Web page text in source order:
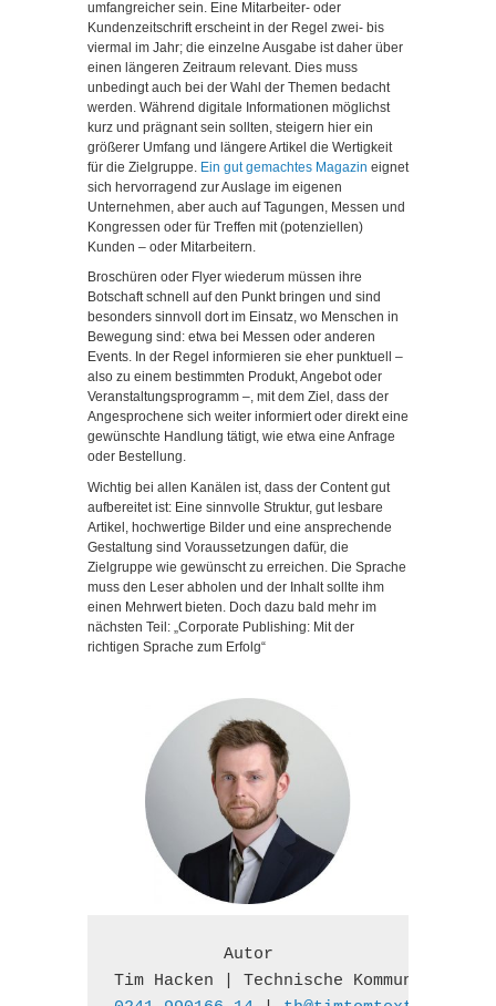
umfangreicher sein. Eine Mitarbeiter- oder
Kundenzeitschrift erscheint in der Regel zwei- bis
viermal im Jahr; die einzelne Ausgabe ist daher über
einen längeren Zeitraum relevant. Dies muss
unbedingt auch bei der Wahl der Themen bedacht
werden. Während digitale Informationen möglichst
kurz und prägnant sein sollten, steigern hier ein
größerer Umfang und längere Artikel die Wertigkeit
für die Zielgruppe. Ein gut gemachtes Magazin eignet
sich hervorragend zur Auslage im eigenen
Unternehmen, aber auch auf Tagungen, Messen und
Kongressen oder für Treffen mit (potenziellen)
Kunden – oder Mitarbeitern.
Broschüren oder Flyer wiederum müssen ihre
Botschaft schnell auf den Punkt bringen und sind
besonders sinnvoll dort im Einsatz, wo Menschen in
Bewegung sind: etwa bei Messen oder anderen
Events. In der Regel informieren sie eher punktuell –
also zu einem bestimmten Produkt, Angebot oder
Veranstaltungsprogramm –, mit dem Ziel, dass der
Angesprochene sich weiter informiert oder direkt eine
gewünschte Handlung tätigt, wie etwa eine Anfrage
oder Bestellung.
Wichtig bei allen Kanälen ist, dass der Content gut
aufbereitet ist: Eine sinnvolle Struktur, gut lesbare
Artikel, hochwertige Bilder und eine ansprechende
Gestaltung sind Voraussetzungen dafür, die
Zielgruppe wie gewünscht zu erreichen. Die Sprache
muss den Leser abholen und der Inhalt sollte ihm
einen Mehrwert bieten. Doch dazu bald mehr im
nächsten Teil: „Corporate Publishing: Mit der
richtigen Sprache zum Erfolg“
Autor